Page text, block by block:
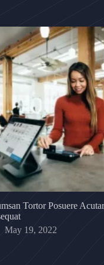
Tortor Posuere
May 19, 2022